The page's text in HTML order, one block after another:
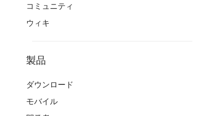
コミュニティ
ウィキ
製品
ダウンロード
モバイル